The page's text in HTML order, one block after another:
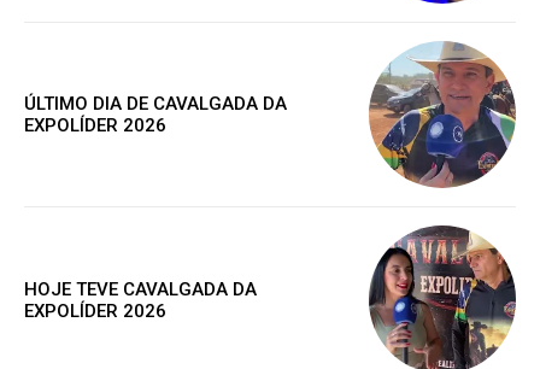
Assine nosso site e tenha acessos
ÚLTIMO DIA DE CAVALGADA DA
EXPOLÍDER 2026
HOJE TEVE CAVALGADA DA
EXPOLÍDER 2026